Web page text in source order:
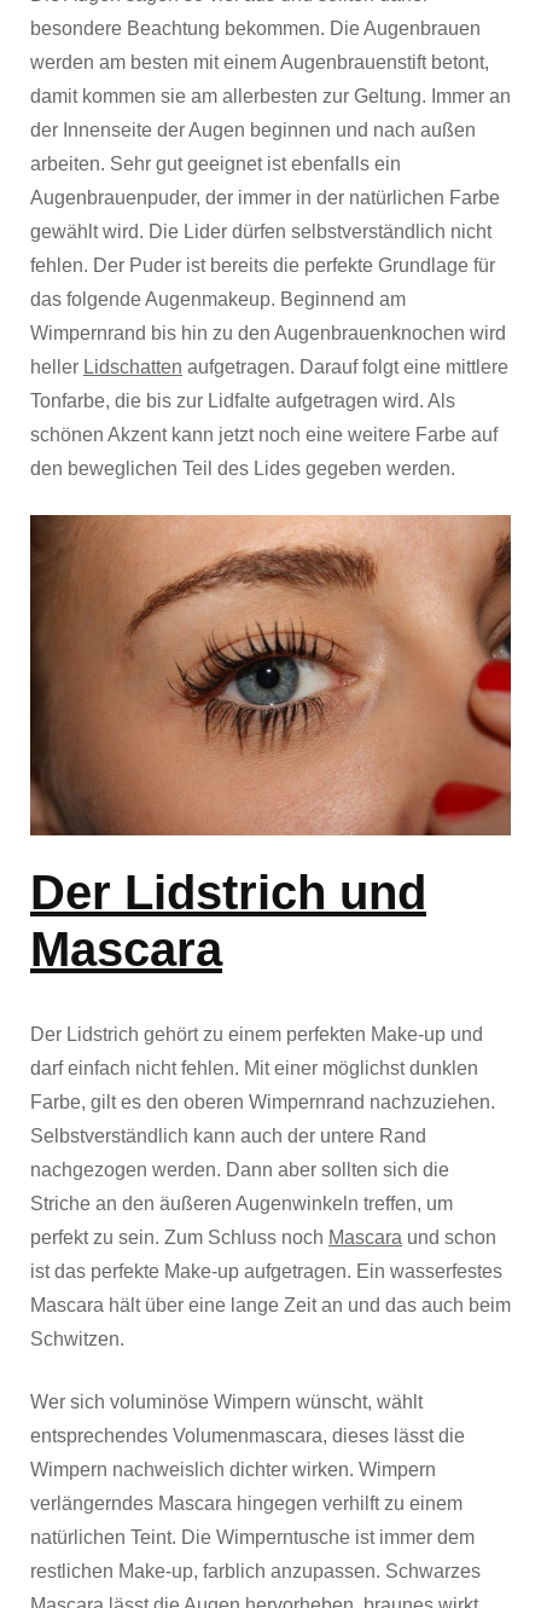
besondere Beachtung bekommen. Die Augenbrauen
werden am besten mit einem Augenbrauenstift betont,
damit kommen sie am allerbesten zur Geltung. Immer an
der Innenseite der Augen beginnen und nach außen
arbeiten. Sehr gut geeignet ist ebenfalls ein
Augenbrauenpuder, der immer in der natürlichen Farbe
gewählt wird. Die Lider dürfen selbstverständlich nicht
fehlen. Der Puder ist bereits die perfekte Grundlage für
das folgende Augenmakeup. Beginnend am
Wimpernrand bis hin zu den Augenbrauenknochen wird
heller Lidschatten aufgetragen. Darauf folgt eine mittlere
Tonfarbe, die bis zur Lidfalte aufgetragen wird. Als
schönen Akzent kann jetzt noch eine weitere Farbe auf
den beweglichen Teil des Lides gegeben werden.
Der Lidstrich und
Mascara
Der Lidstrich gehört zu einem perfekten Make-up und
darf einfach nicht fehlen. Mit einer möglichst dunklen
Farbe, gilt es den oberen Wimpernrand nachzuziehen.
Selbstverständlich kann auch der untere Rand
nachgezogen werden. Dann aber sollten sich die
Striche an den äußeren Augenwinkeln treffen, um
perfekt zu sein. Zum Schluss noch Mascara und schon
ist das perfekte Make-up aufgetragen. Ein wasserfestes
Mascara hält über eine lange Zeit an und das auch beim
Schwitzen.
Wer sich voluminöse Wimpern wünscht, wählt
entsprechendes Volumenmascara, dieses lässt die
Wimpern nachweislich dichter wirken. Wimpern
verlängerndes Mascara hingegen verhilft zu einem
natürlichen Teint. Die Wimperntusche ist immer dem
restlichen Make-up, farblich anzupassen. Schwarzes